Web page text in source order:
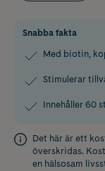
Snabba fakta
Med biotin,
Stimulerar
Innehåller 60
Det här är ett
överskridas.
en hälsosam